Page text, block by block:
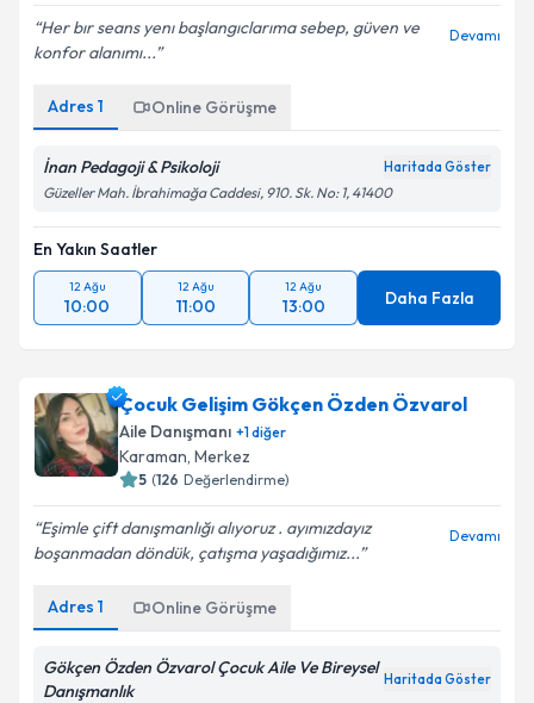
Kişisel verilerimin işlenmesine ilişkinAydınlatma
Metni'ni okudum ve kişisel verilerimin belirtilen
kapsamda işlenmesini kabul ediyorum.
Takvim Talebini Gönder
Her bır seans yenı başlangıclarıma sebep, güven ve
konfor alanımı...
Devamı
Adres 1 Online Görüşme
İnan Pedagoji & Psikoloji Haritada Göster
Güzeller Mah. İbrahimağa Caddesi, 910. Sk. No: 1, 41400
En Yakın Saatler
12 Ağu
10:00
12 Ağu
11:00
12 Ağu
13:00 Daha Fazla
Çocuk Gelişim Gökçen Özden Özvarol
Aile Danışmanı +1diğer
Karaman, Merkez
5 (126 Değerlendirme)
Eşimle çift danışmanlığı alıyoruz . ayımızdayız
boşanmadan döndük, çatışma yaşadığımız...
Devamı
Adres 1 Online Görüşme
Gökçen Özden Özvarol Çocuk Aile Ve Bireysel
Danışmanlık
Haritada Göster